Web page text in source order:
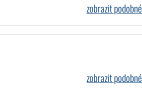
zobrazit podobné
zobrazit podobné